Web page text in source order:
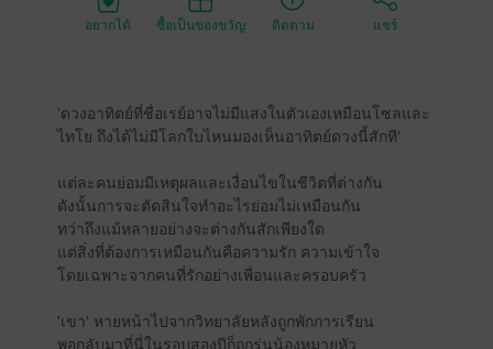
อยากได้ ซื้อเป็นของขวัญ ติดตาม แชร์
'ดวงอาทิตย์ที่ชื่อเรย์อาจไม่มีแสงในตัวเองเหมือนโซลและ
ไทโย ถึงได้ไม่มีโลกใบไหนมองเห็นอาทิตย์ดวงนี้สักที'
แต่ละคนย่อมมีเหตุผลและเงื่อนไขในชีวิตที่ต่างกัน
ดังนั้นการจะตัดสินใจทำอะไรย่อมไม่เหมือนกัน
ทว่าถึงแม้หลายอย่างจะต่างกันสักเพียงใด
แต่สิ่งที่ต้องการเหมือนกันคือความรัก ความเข้าใจ
โดยเฉพาะจากคนที่รักอย่างเพื่อนและครอบครัว
'เขา' หายหน้าไปจากวิทยาลัยหลังถูกพักการเรียน
พอกลับมาที่นี่ในรอบสองปีก็ถูกรุ่นน้องหมายหัว